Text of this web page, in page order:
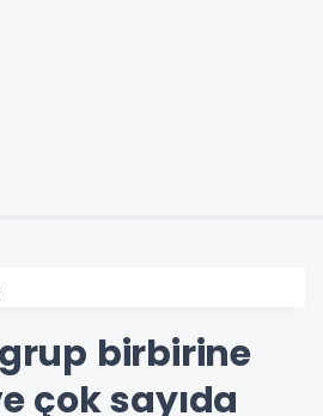
birbirine
çok sayıda